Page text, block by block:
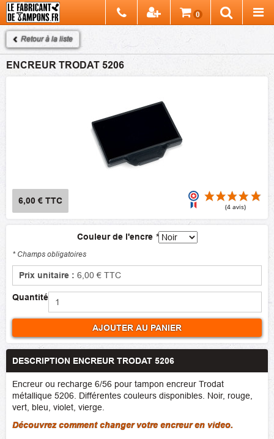
Retour à la liste
ENCREUR TRODAT 5206
6,00 € TTC
Couleur de l'encre *
* Champs obligatoires
Prix unitaire : 6,00 € TTC
Quantité
AJOUTER AU PANIER
DESCRIPTION ENCREUR TRODAT 5206
Encreur ou recharge 6/56 pour tampon encreur Trodat
métallique 5206. Différentes couleurs disponibles. Noir, rouge,
vert, bleu, violet, vierge.
Découvrez comment changer votre encreur en video.
0
Chercher